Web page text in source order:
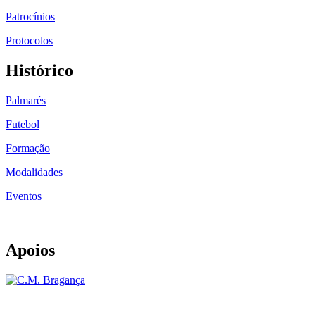
Patrocínios
Protocolos
Histórico
Palmarés
Futebol
Formação
Modalidades
Eventos
Apoios